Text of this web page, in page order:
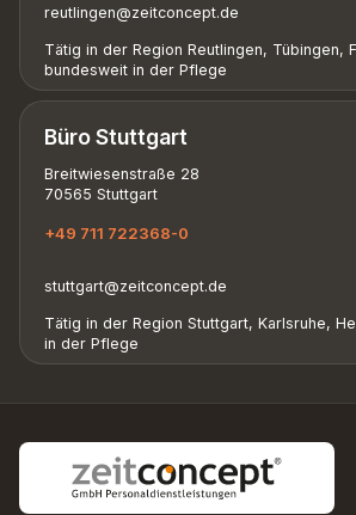
reutlingen@zeitconcept.de
Tätig in der Region Reutlingen, Tübingen,
bundesweit in der Pflege
Büro Stuttgart
Breitwiesenstraße 28
70565 Stuttgart
+49 711 722368-0
stuttgart@zeitconcept.de
Tätig in der Region Stuttgart, Karlsruhe,
in der Pflege